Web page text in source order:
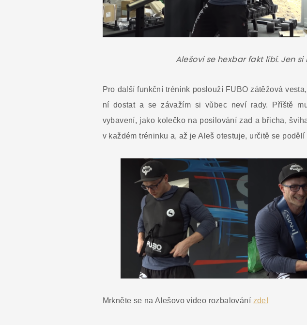
Alešovi se hexbar fakt líbí. Jen
Pro další funkční trénink poslouží FUBO zátěžová
ní dostat a se závažím si vůbec neví rady. Příště
vybavení, jako kolečko na posilování zad a břicha,
v každém tréninku a, až je Aleš otestuje, určitě se
Mrkněte se na Alešovo video rozbalování zde!